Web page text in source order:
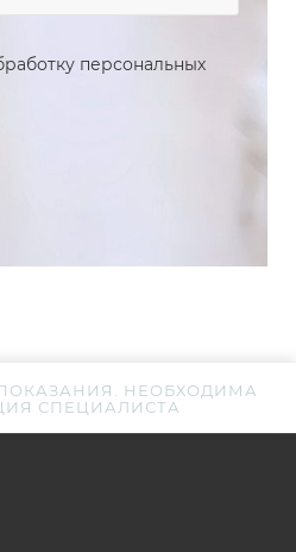
персональных
НЕОБХОДИМА
СПЕЦИАЛИСТА